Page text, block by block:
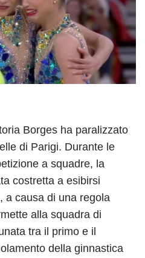
Borges ha paralizzato
di Parigi. Durante le
a squadre, la
costretta a esibirsi
a causa di una regola
alla squadra di
tra il primo e il
della ginnastica